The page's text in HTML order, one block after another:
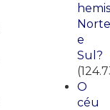
Norte
e
Sul?
O
céu